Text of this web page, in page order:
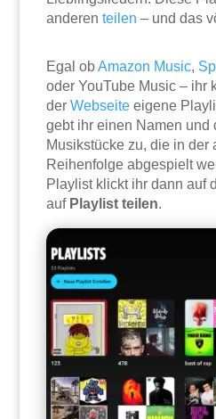
anderenteilen – und das
Egal obAmazon Music,
oder YouTube Music – ihr
derWebseite eigene
gebt ihr einen Namen und
Musikstücke zu, die in der
Reihenfolge abgespielt
Playlist klickt ihr dann auf
auf Playlist teilen.